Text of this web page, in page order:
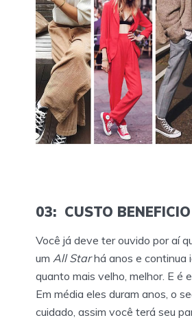
03: CUSTO BENEFICIO
Você já deve ter ouvido por aí
um All Starhá anos e continua
quanto mais velho, melhor. E é
Em média eles duram anos, o
cuidado, assim você terá seu